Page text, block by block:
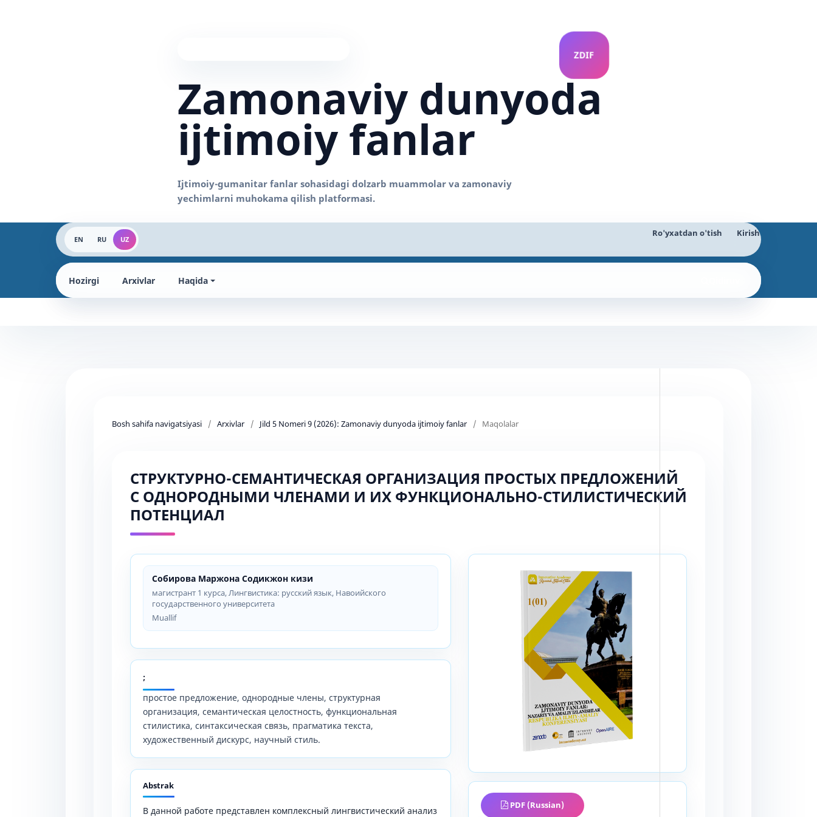
Zamonaviy dunyoda
ijtimoiy fanlar
EN RU UZ
Ro'yxatdan o'tish Kirish
Hozirgi Arxivlar Haqida
Bosh sahifa navigatsiyasi / Arxivlar / Jild 5 Nomeri 9 (2026): Zamonaviy dunyoda ijtimoiy fanlar / Maqolalar
СТРУКТУРНО-СЕМАНТИЧЕСКАЯ ОРГАНИЗАЦИЯ ПРОСТЫХ ПРЕДЛОЖЕНИЙ
С ОДНОРОДНЫМИ ЧЛЕНАМИ И ИХ ФУНКЦИОНАЛЬНО-СТИЛИСТИЧЕСКИЙ
ПОТЕНЦИАЛ
Собирова Маржона Содикжон кизи
магистрант 1 курса, Лингвистика: русский язык, Навоийского
государственного университета
Muallif
;
простое предложение, однородные члены, структурная
организация, семантическая целостность, функциональная
стилистика, синтаксическая связь, прагматика текста,
художественный дискурс, научный стиль.
Abstrak
В данной работе представлен комплексный лингвистический анализ
PDF (Russian)